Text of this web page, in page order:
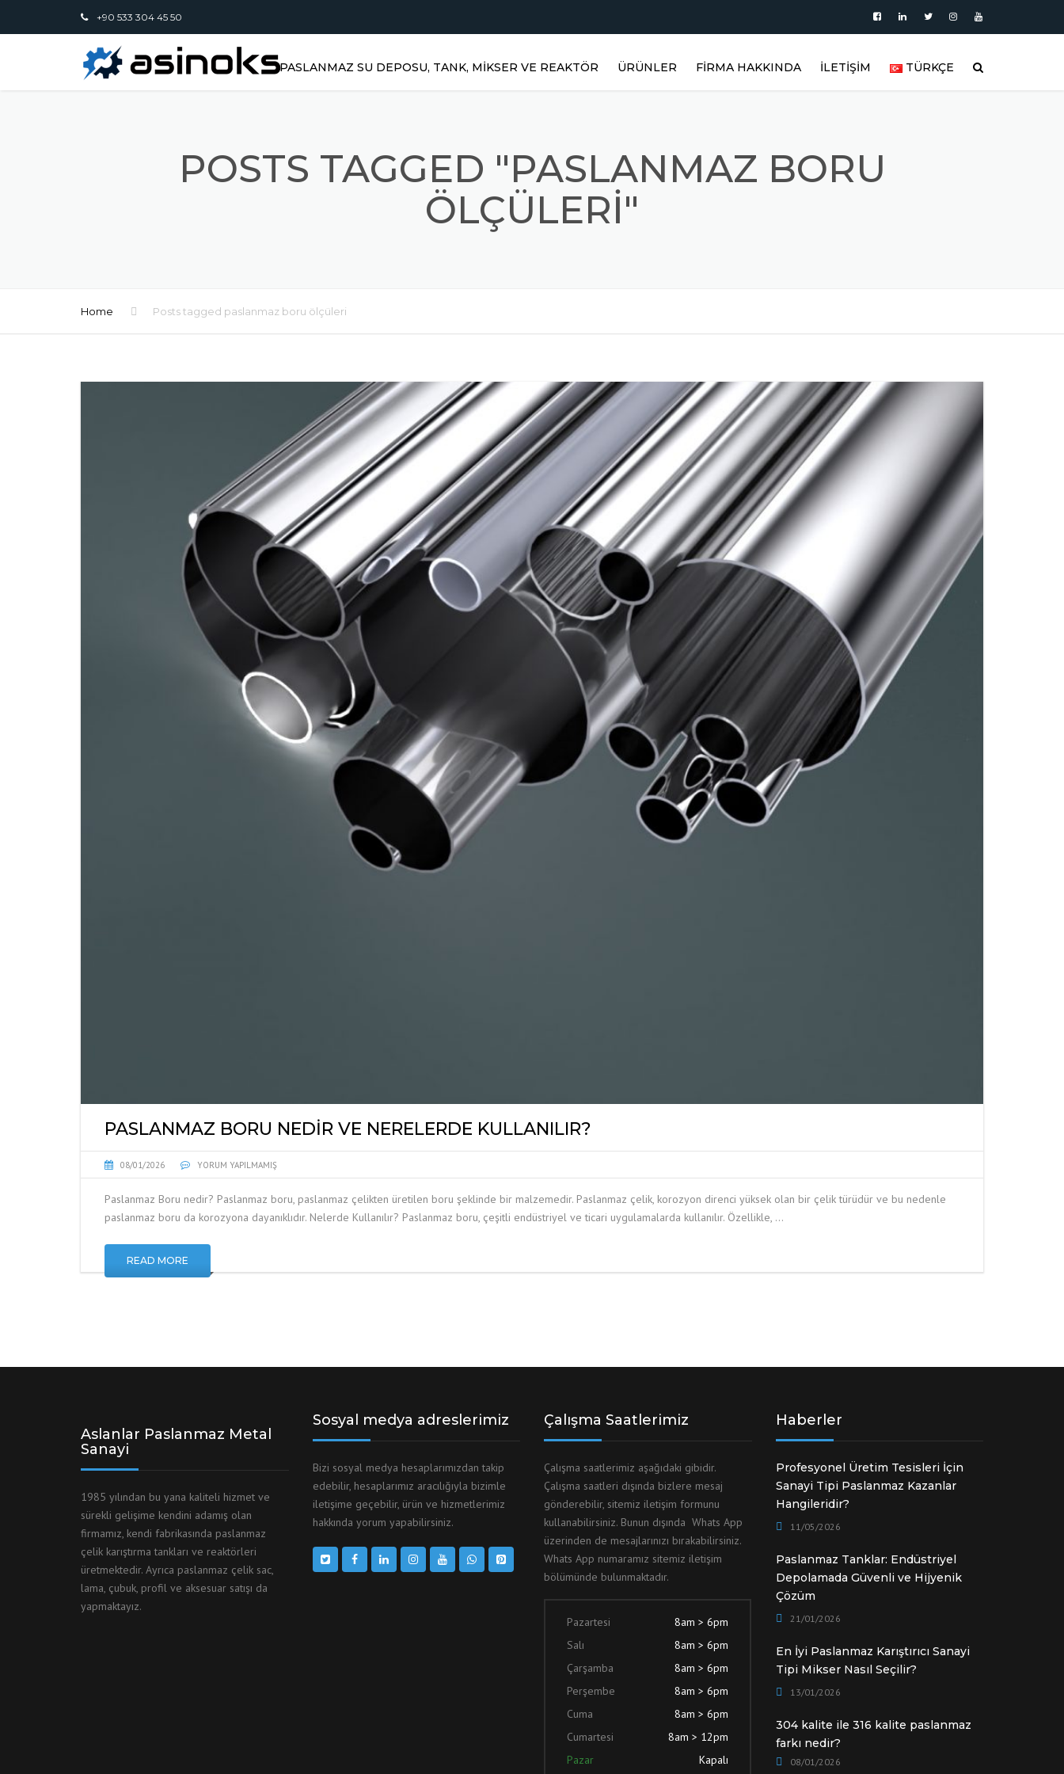
+90 533 304 45 50
PASLANMAZ SU DEPOSU, TANK, MIKSER VE REAKTÖR ÜRÜNLER
FILTRELER
FİRMA HAKKINDA
SIK SORULAN SORULAR
İLETİŞİM TÜRKÇE
TÜRKÇE
POSTS TAGGED "PASLANMAZ BORU
ÖLÇÜLERI"
Home Posts tagged paslanmaz boru ölçüleri
PASLANMAZ BORU NEDIR VE NERELERDE KULLANILIR?
08/01/2026 YORUM YAPILMAMIŞ
Paslanmaz Boru nedir? Paslanmaz boru, paslanmaz çelikten üretilen boru şeklinde bir malzemedir. Paslanmaz çelik, korozyon direnci yüksek olan bir çelik türüdür ve bu nedenle
paslanmaz boru da korozyona dayanıklıdır. Nelerde Kullanılır? Paslanmaz boru, çeşitli endüstriyel ve ticari uygulamalarda kullanılır. Özellikle, …
READ MORE
Aslanlar Paslanmaz Metal
Sanayi
1985 yılından bu yana kaliteli hizmet ve
sürekli gelişime kendini adamış olan
firmamız, kendi fabrikasında paslanmaz
çelik karıştırma tankları ve reaktörleri
üretmektedir. Ayrıca paslanmaz çelik sac,
lama, çubuk, profil ve aksesuar satışı da
yapmaktayız.
Sosyal medya adreslerimiz
Bizi sosyal medya hesaplarımızdan takip
edebilir, hesaplarımız aracılığıyla bizimle
iletişime geçebilir, ürün ve hizmetlerimiz
hakkında yorum yapabilirsiniz.
Çalışma Saatlerimiz
Çalışma saatlerimiz aşağıdaki gibidir.
Çalışma saatleri dışında bizlere mesaj
gönderebilir, sitemiz iletişim formunu
kullanabilirsiniz. Bunun dışında Whats App
üzerinden de mesajlarınızı bırakabilirsiniz.
Whats App numaramız sitemiz iletişim
bölümünde bulunmaktadır.
Pazartesi
8am > 6pm
Salı
8am > 6pm
Çarşamba
8am > 6pm
Perşembe
8am > 6pm
Cuma
8am > 6pm
Cumartesi
8am > 12pm
Pazar
Kapalı
Haberler
Profesyonel Üretim Tesisleri İçin
Sanayi Tipi Paslanmaz Kazanlar
Hangileridir?
11/05/2026
Paslanmaz Tanklar: Endüstriyel
Depolamada Güvenli ve Hijyenik
Çözüm
21/01/2026
En İyi Paslanmaz Karıştırıcı Sanayi
Tipi Mikser Nasıl Seçilir?
13/01/2026
304 kalite ile 316 kalite paslanmaz
farkı nedir?
08/01/2026